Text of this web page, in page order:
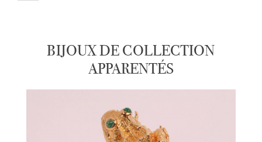
BIJOUX DE COLLECTION
APPARENTÉS